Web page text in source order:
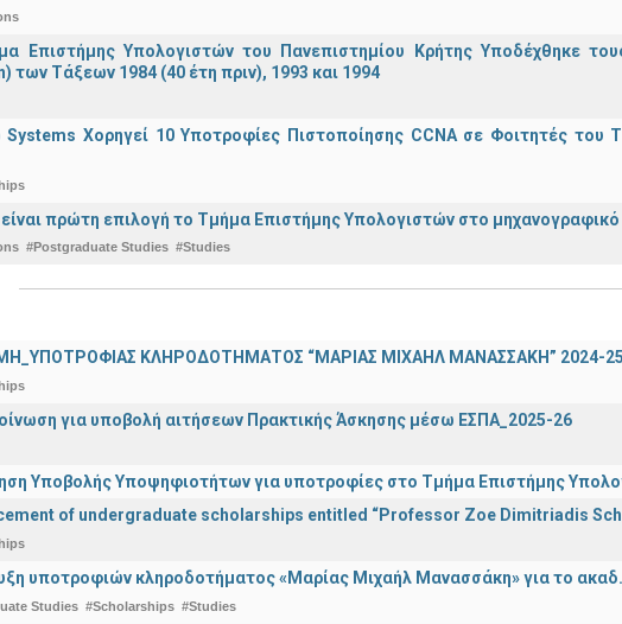
Επιστήμης Υπολογιστών του Πανεπιστημίου Κρήτης Υποδέχθηκε
των Τάξεων 1984 (40 έτη πριν), 1993 και 1994
Systems Χορηγεί 10 Υποτροφίες Πιστοποίησης CCNA σε Φοιτητές του
είναι πρώτη επιλογή το Τμήμα Επιστήμης Υπολογιστών στο
#Postgraduate Studies #Studies
ΚΛΗΡΟΔΟΤΗΜΑΤΟΣ “ΜΑΡΙΑΣ ΜΙΧΑΗΛ ΜΑΝΑΣΣΑΚΗ” 2024-25
για υποβολή αιτήσεων Πρακτικής Άσκησης μέσω ΕΣΠΑ_2025-26
Υποβολής Υποψηφιοτήτων για υποτροφίες στο Τμήμα Επιστήμης
of undergraduate scholarships entitled “Professor Zoe Dimitriadis
υποτροφιών κληροδοτήματος «Μαρίας Μιχαήλ Μανασσάκη» για το
Studies #Scholarships #Studies